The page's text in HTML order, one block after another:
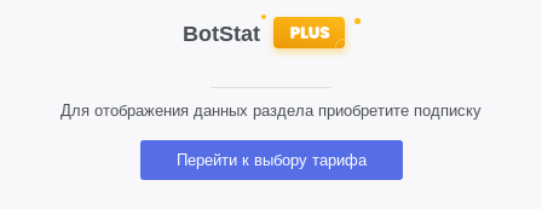
Для отображения данных раздела приобретите подписку
Перейти к выбору тарифа